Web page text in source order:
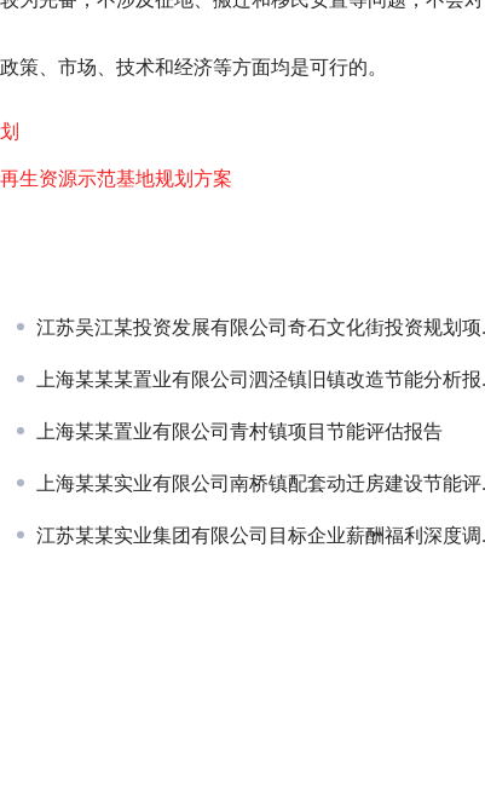
、市场、技术和经济等方面均是可行的。
生资源示范基地规划方案
江苏吴江某投资发展有限公司奇石文化街投资规划项目签约
上海某某某置业有限公司泗泾镇旧镇改造节能分析报告项目签约
上海某某置业有限公司青村镇项目节能评估报告
上海某某实业有限公司南桥镇配套动迁房建设节能评估项目签约
江苏某某实业集团有限公司目标企业薪酬福利深度调查项目签约